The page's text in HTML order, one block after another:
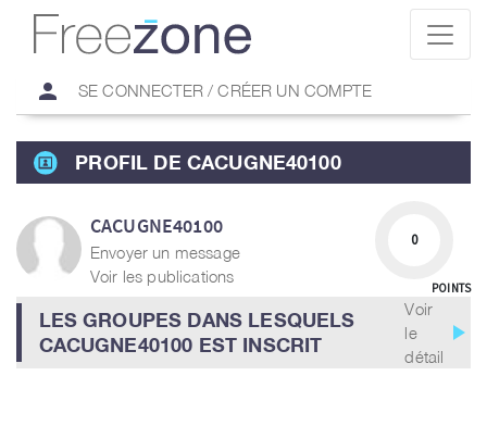
person SE CONNECTER / CRÉER UN COMPTE
PROFIL DE CACUGNE40100
CACUGNE40100
Envoyer un message
Voir les publications
0
POINTS
LES GROUPES DANS LESQUELS
CACUGNE40100 EST INSCRIT
Voir
le
détail
play_arrow